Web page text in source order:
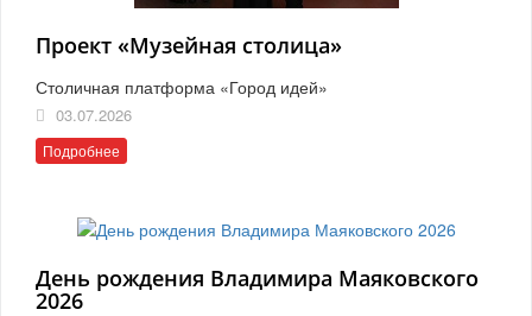
Проект «Музейная столица»
Столичная платформа «Город идей»
03.07.2026
Подробнее
День рождения Владимира Маяковского
2026